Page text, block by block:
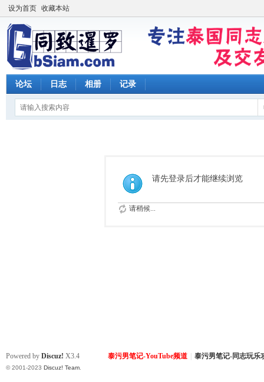
设为首页 收藏本站
论坛 日志 相册 记录
请先登录后才能继续浏览
请稍候...
泰污男笔记-YouTube频道 泰污男笔记-同志玩乐
Powered by Discuz! X3.4
© 2001-2023 Discuz! Team.